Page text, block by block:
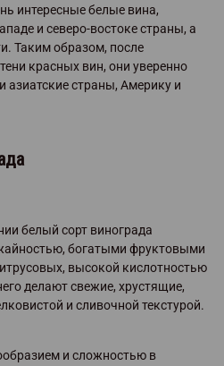
интересные белые вина,
и северо-востоке страны, а
Таким образом, после
красных вин, они уверенно
азиатские страны, Америку и
белый сорт винограда
богатыми фруктовыми
высокой кислотностью
делают свежие, хрустящие,
и сливочной текстурой.
и сложностью в